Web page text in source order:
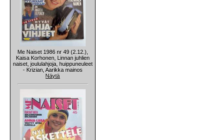
Me Naiset 1986 nr 49 (2.12.),
Kaisa Korhonen, Linnan juhlien
naiset, joululahjoja, huippuneuleet
- Krizian, Aarikka mainos
Näytä